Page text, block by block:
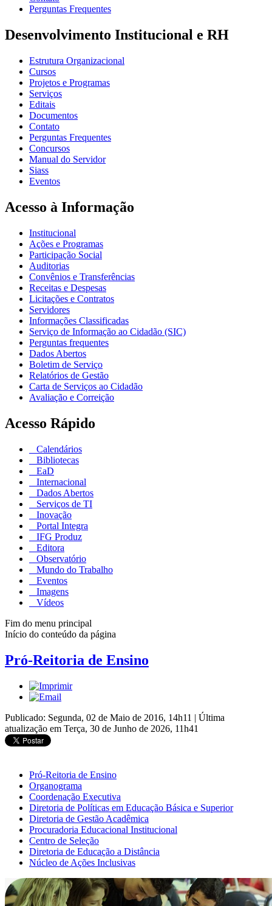
Perguntas Frequentes
Desenvolvimento Institucional e RH
Estrutura Organizacional
Cursos
Projetos e Programas
Serviços
Editais
Documentos
Contato
Perguntas Frequentes
Concursos
Manual do Servidor
Siass
Eventos
Acesso à Informação
Institucional
Ações e Programas
Participação Social
Auditorias
Convênios e Transferências
Receitas e Despesas
Licitações e Contratos
Servidores
Informações Classificadas
Serviço de Informação ao Cidadão (SIC)
Perguntas frequentes
Dados Abertos
Boletim de Serviço
Relatórios de Gestão
Carta de Serviços ao Cidadão
Avaliação e Correição
Acesso Rápido
Calendários
Bibliotecas
EaD
Internacional
Dados Abertos
Serviços de TI
Inovação
Portal Integra
IFG Produz
Editora
Observatório
Mundo do Trabalho
Eventos
Imagens
Vídeos
Fim do menu principal
Início do conteúdo da página
Pró-Reitoria de Ensino
Publicado: Segunda, 02 de Maio de 2016, 14h11 | Última
atualização em Terça, 30 de Junho de 2026, 11h41
Pró-Reitoria de Ensino
Organograma
Coordenação Executiva
Diretoria de Políticas em Educação Básica e Superior
Diretoria de Gestão Acadêmica
Procuradoria Educacional Institucional
Centro de Seleção
Diretoria de Educação a Distância
Núcleo de Ações Inclusivas